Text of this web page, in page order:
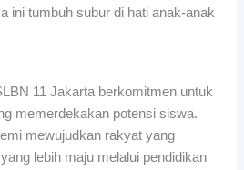
ini tumbuh subur di hati anak-anak
11 Jakarta berkomitmen untuk
memerdekakan potensi siswa.
mewujudkan rakyat yang
lebih maju melalui pendidikan